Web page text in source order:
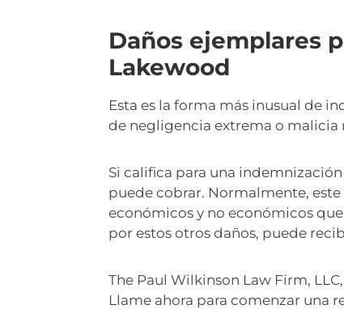
Daños ejemplares
Lakewood
Esta es la forma más inusual de
de negligencia extrema o malicia
Si califica para una
puede cobrar. Normalmente,
económicos y no económicos
por estos otros daños, puede
The Paul Wilkinson Law Firm,
Llame ahora para comenzar una